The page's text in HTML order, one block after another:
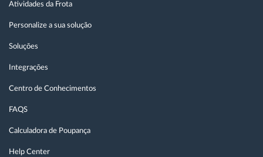
Atividades da Frota
Personalize a sua solução
Soluções
Integrações
Centro de Conhecimentos
FAQS
Calculadora de Poupança
Help Center